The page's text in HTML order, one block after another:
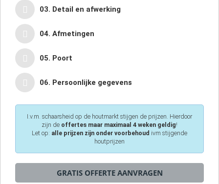
03. Detail en afwerking
04. Afmetingen
05. Poort
06. Persoonlijke gegevens
I.v.m. schaarsheid op de houtmarkt stijgen de prijzen. Hierdoor
zijn de offertes maar maximaal 4 weken geldig!
Let op: alle prijzen zijn onder voorbehoud ivm stijgende
houtprijzen